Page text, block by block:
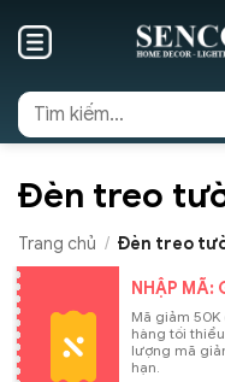
Tìm
kiếm:
Đèn treo
Trang chủ / Đèn treo
NHẬP MÃ:
Mã giảm 50K
hàng tối
lượng mã
hạn.